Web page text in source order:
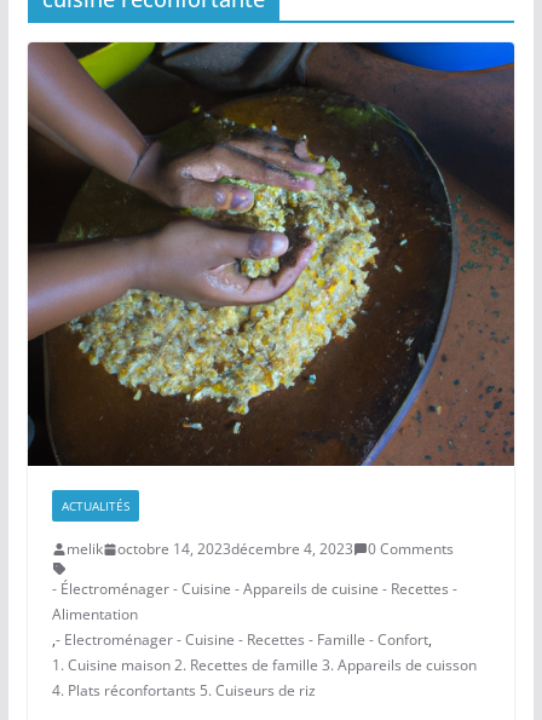
ACTUALITÉS
melik octobre 14, 2023décembre 4, 2023
0 Comments
- Électroménager - Cuisine - Appareils de cuisine - Recettes -
Alimentation
,- Electroménager - Cuisine - Recettes - Famille - Confort,
1. Cuisine maison 2. Recettes de famille 3. Appareils de cuisson
4. Plats réconfortants 5. Cuiseurs de riz
,